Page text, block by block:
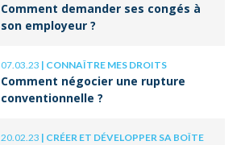
Comment demander ses congés à
son employeur ?
07.03.23 | CONNAÎTRE MES DROITS
Comment négocier une rupture
conventionnelle ?
20.02.23 | CRÉER ET DÉVELOPPER SA BOÎTE